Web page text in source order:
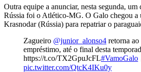
Outra equipe a anunciar, nesta segunda, um
Rússia foi o Atlético-MG. O Galo chegou a
Krasnodar (Rússia) para repatriar o
Zagueiro @junior_alonso4 retorna
empréstimo, até o final desta
https://t.co/TX2GpuJcFL#VamoGalo
pic.twitter.com/QtcK4IKu0y